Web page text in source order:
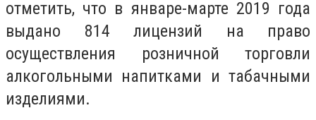
отметить, что в январе-марте 2019 года
выдано 814 лицензий на право
осуществления розничной торговли
алкогольными напитками и табачными
изделиями.